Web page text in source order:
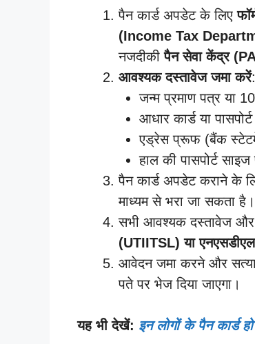
पैन कार्ड अपडेट के लिए
(Income Tax
नजदीकीपैन सेवा केंद्र
आवश्यक दस्तावेज जमा करें:
जन्म प्रमाण पत्र या
आधार कार्ड या
एड्रेस प्रूफ (बैंक
हाल की पासपोर्ट साइज
पैन कार्ड अपडेट कराने के
माध्यम से भरा जा सकता है।
सभी आवश्यक दस्तावेज
(UTIITSL) या
आवेदन जमा करने और
पते पर भेज दिया जाएगा।
यह भी देखें: इन लोगों के पैन कार्ड